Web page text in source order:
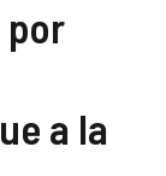
por
a la